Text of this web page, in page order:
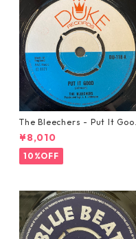
The Bleechers - Put It Good
【7-21637】
¥8,010
10%OFF